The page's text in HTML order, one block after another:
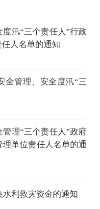
汛“三个责任人”行政
人名单的通知
全管理、安全度汛“三
理“三个责任人”政府
单位责任人名单的通
利救灾资金的通知